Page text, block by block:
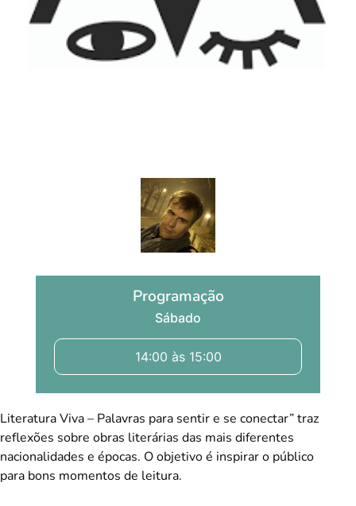
Programação
Sábado
14:00 às 15:00
Literatura Viva – Palavras para sentir e se conectar” traz
reflexões sobre obras literárias das mais diferentes
nacionalidades e épocas. O objetivo é inspirar o público
para bons momentos de leitura.